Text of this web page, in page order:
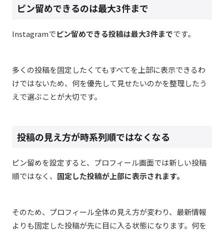
ピン留めできるのは最大3件まで
Instagramでピン留めできる投稿は最大3件までです。
多くの投稿を固定したくてもすべてを上部に表示できるわ
けではないため、何を優先して見せたいのかを整理したう
えで選ぶことが大切です。
投稿の見え方が時系列順ではなくなる
ピン留めを設定すると、プロフィール画面では新しい投稿
順ではなく、 固定した投稿が上部に表示されます。
そのため、プロフィール全体の見え方が変わり、最新情報
よりも固定した投稿が先に目に入る状態になります。 何を